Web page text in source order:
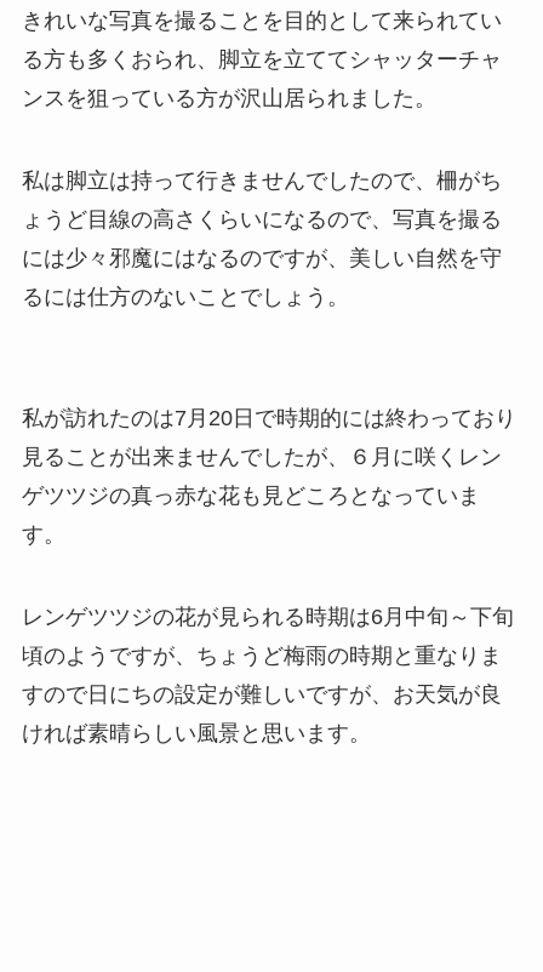
きれいな写真を撮ることを目的として来られてい
る方も多くおられ、脚立を立ててシャッターチャ
ンスを狙っている方が沢山居られました。
私は脚立は持って行きませんでしたので、柵がち
ょうど目線の高さくらいになるので、写真を撮る
には少々邪魔にはなるのですが、美しい自然を守
るには仕方のないことでしょう。
私が訪れたのは7月20日で時期的には終わっており
見ることが出来ませんでしたが、６月に咲くレン
ゲツツジの真っ赤な花も見どころとなっていま
す。
レンゲツツジの花が見られる時期は6月中旬～下旬
頃のようですが、ちょうど梅雨の時期と重なりま
すので日にちの設定が難しいですが、お天気が良
ければ素晴らしい風景と思います。